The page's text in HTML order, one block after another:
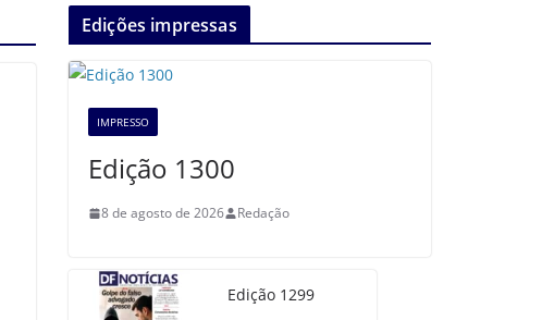
Edições impressas
IMPRESSO
Edição 1300
8 de agosto de 2026 Redação
Edição 1299